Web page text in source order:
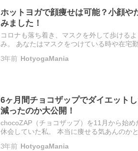
ホットヨガで顔痩せは可能？小顔や
みました！
コロナも落ち着き、マスクを外して歩ける
み。 あなたはマスクをつけている時や在宅
が…
3年前 HotyogaMania
6ヶ月間チョコザップでダイエット
減ったのか大公開！
chocoZAP（チョコザップ）を11月から始
休会していた私。 本当に痩せる気あんのか
3年前 HotyogaMania